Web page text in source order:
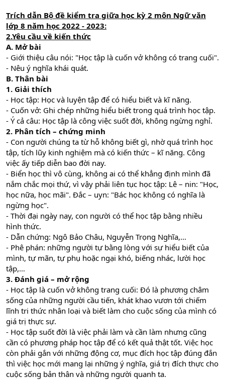
Trích dẫn Bộ đề kiểm tra giữa học kỳ 2 môn Ngữ văn
lớp 8 năm học 2022 - 2023:
2.Yêu cầu về kiến thức
A. Mở bài
- Giới thiệu câu nói: "Học tập là cuốn vở không có trang cuối".
- Nêu ý nghĩa khái quát.
B. Thân bài
1. Giải thích
- Học tập: Học và luyện tập để có hiểu biết và kĩ năng.
- Cuốn vở: Ghi chép những hiểu biết trong quá trình học tập.
- Ý cả câu: Học tập là công việc suốt đời, không ngừng nghỉ.
2. Phân tích – chứng minh
- Con người chúng ta từ hỗ không biết gì, nhờ quá trình học
tập, tích lũy kinh nghiệm mà có kiến thức – kĩ năng. Công
việc ấy tiếp diễn bao đời nay.
- Biển học thì vô cùng, không ai có thể khẳng định mình đã
nắm chắc mọi thứ, vì vậy phải liên tục học tập: Lê – nin: "Học,
học nữa, học mãi". Đắc – uyn: "Bác học không có nghĩa là
ngừng học".
- Thời đại ngày nay, con người có thể học tập bằng nhiều
hình thức.
- Dẫn chứng: Ngô Bảo Châu, Nguyễn Trọng Nghĩa,…
- Phê phán: những người tự bằng lòng với sự hiểu biết của
mình, tự mãn, tự phụ hoặc ngại khó, biếng nhác, lười học
tập,…
3. Đánh giá – mở rộng
- Học tập là cuốn vở không trang cuối: Đó là phương châm
sống của những người cầu tiến, khát khao vươn tới chiếm
lĩnh tri thức nhân loại và biết làm cho cuộc sống của mình có
giá trị thực sự.
- Học tập suốt đời là việc phải làm và cần làm nhưng cũng
cần có phương pháp học tập để có kết quả thật tốt. Việc học
còn phải gắn với những động cơ, mục đích học tập đúng đắn
thì việc học mới mang lại những ý nghĩa, giá trị đích thực cho
cuộc sống bản thân và những người quanh ta.